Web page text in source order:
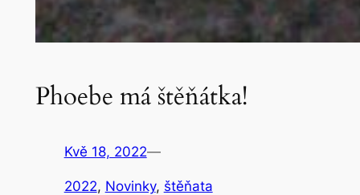
Phoebe má štěňátka!
Kvě 18, 2022—
2022, Novinky, štěňata